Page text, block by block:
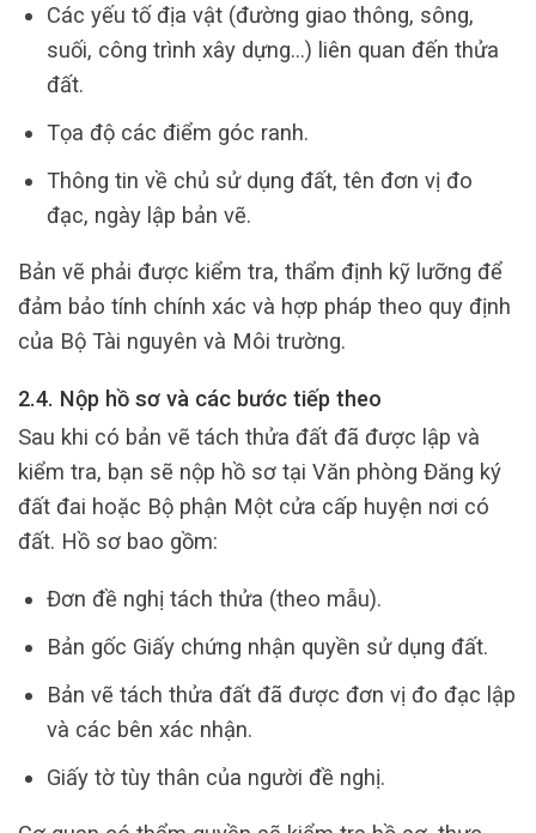
Các yếu tố địa vật (đường giao thông, sông,
suối, công trình xây dựng…) liên quan đến thửa
đất.
Tọa độ các điểm góc ranh.
Thông tin về chủ sử dụng đất, tên đơn vị đo
đạc, ngày lập bản vẽ.
Bản vẽ phải được kiểm tra, thẩm định kỹ lưỡng để
đảm bảo tính chính xác và hợp pháp theo quy định
của Bộ Tài nguyên và Môi trường.
2.4. Nộp hồ sơ và các bước tiếp theo
Sau khi có bản vẽ tách thửa đất đã được lập và
kiểm tra, bạn sẽ nộp hồ sơ tại Văn phòng Đăng ký
đất đai hoặc Bộ phận Một cửa cấp huyện nơi có
đất. Hồ sơ bao gồm:
Đơn đề nghị tách thửa (theo mẫu).
Bản gốc Giấy chứng nhận quyền sử dụng đất.
Bản vẽ tách thửa đất đã được đơn vị đo đạc lập
và các bên xác nhận.
Giấy tờ tùy thân của người đề nghị.